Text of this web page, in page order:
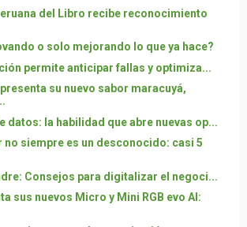
del Libro recibe reconocimiento
o solo mejorando lo que ya hace?
permite anticipar fallas y optimiza...
su nuevo sabor maracuyá,
datos: la habilidad que abre nuevas op...
no siempre es un desconocido: casi 5
Consejos para digitalizar el negoci...
sus nuevos Micro y Mini RGB evo AI: